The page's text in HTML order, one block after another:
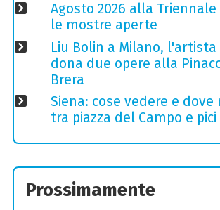
Agosto 2026 alla Triennale
le mostre aperte
Liu Bolin a Milano, l'artista
dona due opere alla
Brera
Siena: cose vedere e dove
tra piazza del Campo e pici
Prossimamente